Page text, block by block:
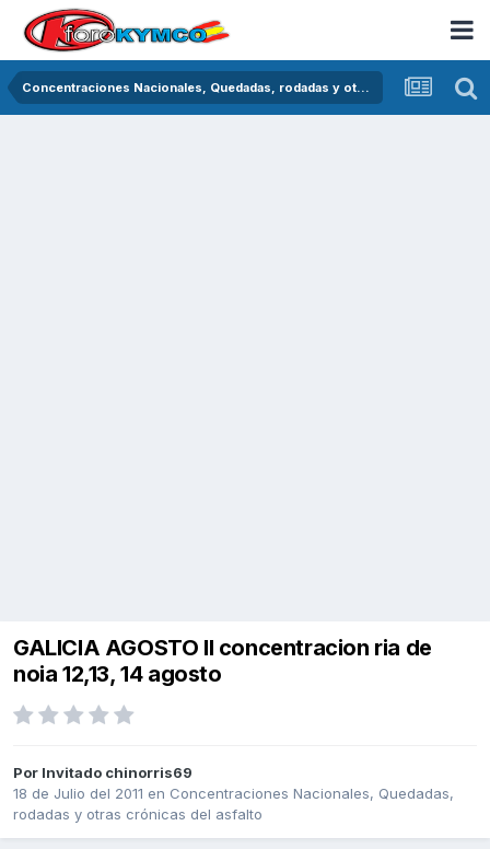
Concentraciones Nacionales, Quedadas, rodadas y otras crónicas del asfalto
GALICIA AGOSTO II concentracion ria de
noia 12,13, 14 agosto
Por Invitado chinorris69
18 de Julio del 2011 en Concentraciones Nacionales, Quedadas,
rodadas y otras crónicas del asfalto